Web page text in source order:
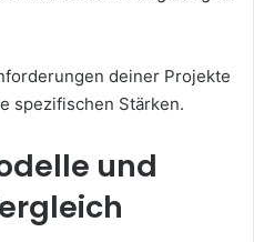
deiner Projekte
spezifischen Stärken.
und